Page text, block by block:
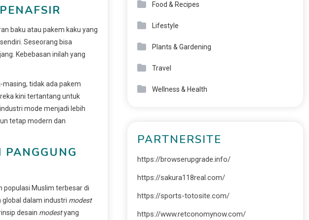
baku atau pakem kaku yang
Seseorang bisa
Kebebasan inilah yang
tidak ada pakem
kini tertantang untuk
mode menjadi lebih
tetap modern dan
populasi Muslim terbesar di
dalam industri modest
desain modestyang
Food & Recipes
Lifestyle
Plants & Gardening
Travel
Wellness & Health
PARTNERSITE
https://browserupgrade.info/
https://sakura118real.com/
https://sports-totosite.com/
https://www.retconomynow.com/